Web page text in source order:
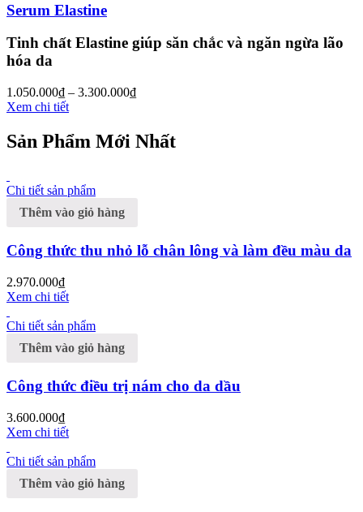
Serum Elastine
Tinh chất Elastine giúp săn chắc và ngăn ngừa lão
hóa da
1.050.000₫ – 3.300.000₫
Xem chi tiết
Sản Phẩm Mới Nhất
Chi tiết sản phẩm
Thêm vào giỏ hàng
Công thức thu nhỏ lỗ chân lông và làm đều màu da
2.970.000₫
Xem chi tiết
Chi tiết sản phẩm
Thêm vào giỏ hàng
Công thức điều trị nám cho da dầu
3.600.000₫
Xem chi tiết
Chi tiết sản phẩm
Thêm vào giỏ hàng